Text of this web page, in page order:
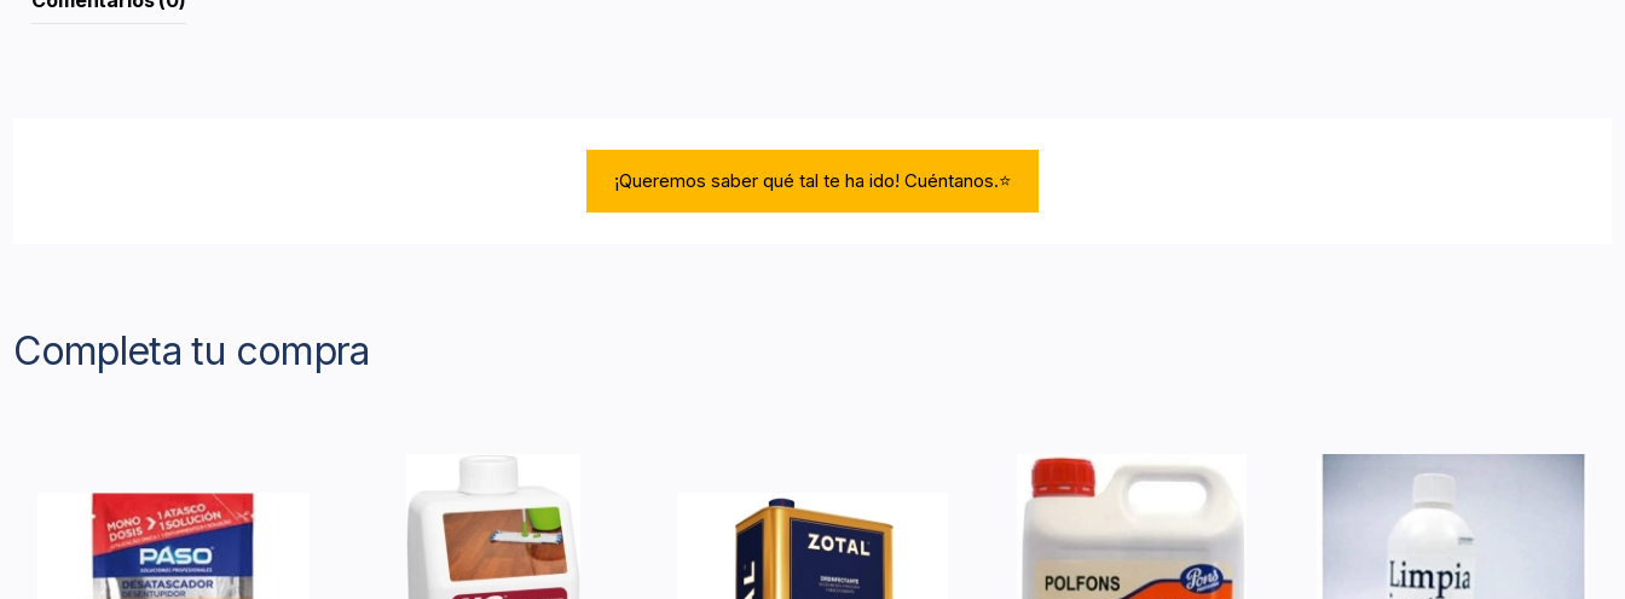
¡Queremos saber qué tal te ha ido! Cuéntanos.⭐
Completa tu compra